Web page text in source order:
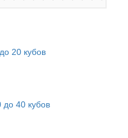
20 кубов
40 кубов